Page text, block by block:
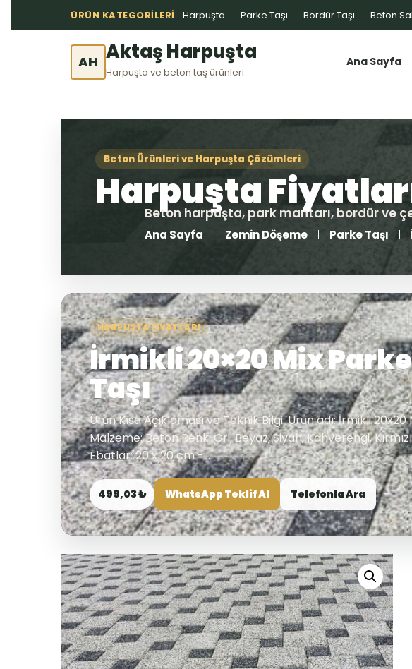
ÜRÜN KATEGORILERI Harpuşta Parke Taşı Bordür Taşı Beton
AH Aktaş Harpuşta
Harpuşta ve beton taş ürünleri
Ana Sayfa
Ana Sayfa Zemin Döşeme Parke Taşı
HARPUSTA FIYATLARI
İrmikli 20×20 Mix
Taşı
Ürün Kısa Açıklaması ve Teknik Bilgi: Ürün adı: İrmikli
Malzeme: Beton Renk: Gri, Beyaz, Siyah, Kahverengi,
Ebatlar: 20 x 20 cm -...
499,03 ₺ WhatsApp Teklif Al Telefonla Ara